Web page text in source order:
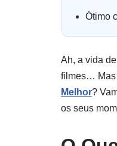
Ótimo
Ah, a vida
filmes… Mas
Melhor?
os seus